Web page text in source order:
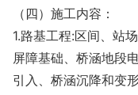
（四）施工内容：
1.路基工程:区间、站
屏障基础、桥涵地段
引入、桥涵沉降和变形